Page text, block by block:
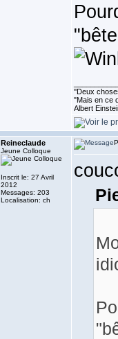
''Deux
"Mais en ce
Albert
Reineclaude
Jeune Colloque
Inscrit le: 27 Avril
2012
Messages: 203
Localisation: ch